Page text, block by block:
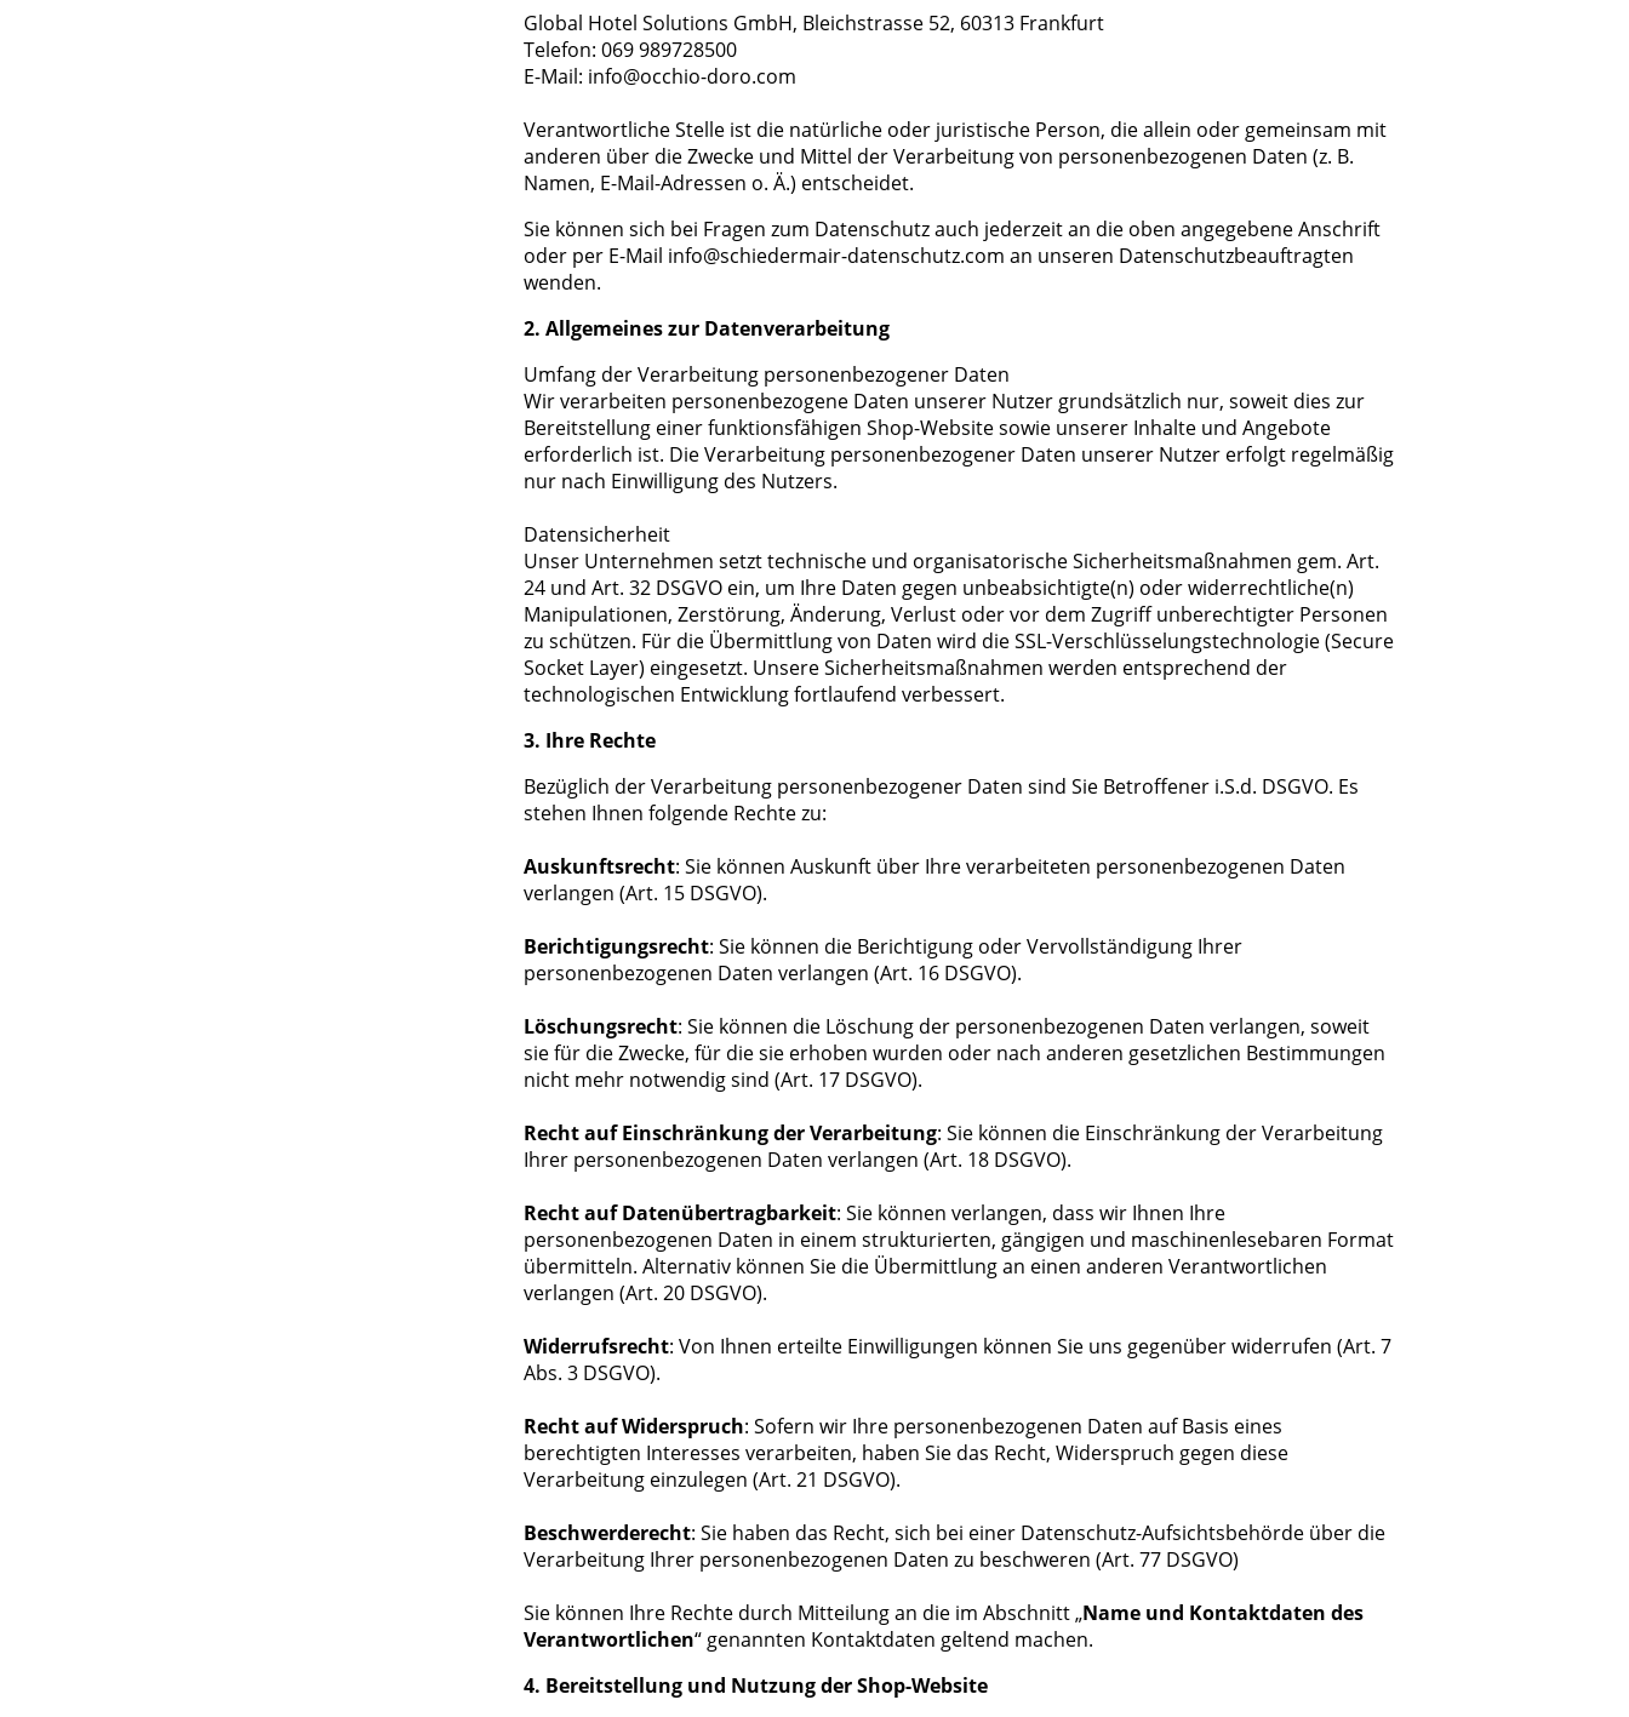
Global Hotel Solutions GmbH, Bleichstrasse 52, 60313 Frankfurt
Telefon: 069 989728500
E-Mail: info@occhio-doro.com
Verantwortliche Stelle ist die natürliche oder juristische Person, die allein oder gemeinsam mit
anderen über die Zwecke und Mittel der Verarbeitung von personenbezogenen Daten (z. B.
Namen, E-Mail-Adressen o. Ä.) entscheidet.
Sie können sich bei Fragen zum Datenschutz auch jederzeit an die oben angegebene Anschrift
oder per E-Mail info@schiedermair-datenschutz.com an unseren Datenschutzbeauftragten
wenden.
2. Allgemeines zur Datenverarbeitung
Umfang der Verarbeitung personenbezogener Daten
Wir verarbeiten personenbezogene Daten unserer Nutzer grundsätzlich nur, soweit dies zur
Bereitstellung einer funktionsfähigen Shop-Website sowie unserer Inhalte und Angebote
erforderlich ist. Die Verarbeitung personenbezogener Daten unserer Nutzer erfolgt regelmäßig
nur nach Einwilligung des Nutzers.
Datensicherheit
Unser Unternehmen setzt technische und organisatorische Sicherheitsmaßnahmen gem. Art.
24 und Art. 32 DSGVO ein, um Ihre Daten gegen unbeabsichtigte(n) oder widerrechtliche(n)
Manipulationen, Zerstörung, Änderung, Verlust oder vor dem Zugriff unberechtigter Personen
zu schützen. Für die Übermittlung von Daten wird die SSL-Verschlüsselungstechnologie (Secure
Socket Layer) eingesetzt. Unsere Sicherheitsmaßnahmen werden entsprechend der
technologischen Entwicklung fortlaufend verbessert.
3. Ihre Rechte
Bezüglich der Verarbeitung personenbezogener Daten sind Sie Betroffener i.S.d. DSGVO. Es
stehen Ihnen folgende Rechte zu:
Auskunftsrecht: Sie können Auskunft über Ihre verarbeiteten personenbezogenen Daten
verlangen (Art. 15 DSGVO).
Berichtigungsrecht: Sie können die Berichtigung oder Vervollständigung Ihrer
personenbezogenen Daten verlangen (Art. 16 DSGVO).
Löschungsrecht: Sie können die Löschung der personenbezogenen Daten verlangen, soweit
sie für die Zwecke, für die sie erhoben wurden oder nach anderen gesetzlichen Bestimmungen
nicht mehr notwendig sind (Art. 17 DSGVO).
Recht auf Einschränkung der Verarbeitung: Sie können die Einschränkung der Verarbeitung
Ihrer personenbezogenen Daten verlangen (Art. 18 DSGVO).
Recht auf Datenübertragbarkeit: Sie können verlangen, dass wir Ihnen Ihre
personenbezogenen Daten in einem strukturierten, gängigen und maschinenlesebaren Format
übermitteln. Alternativ können Sie die Übermittlung an einen anderen Verantwortlichen
verlangen (Art. 20 DSGVO).
Widerrufsrecht: Von Ihnen erteilte Einwilligungen können Sie uns gegenüber widerrufen (Art. 7
Abs. 3 DSGVO).
Recht auf Widerspruch: Sofern wir Ihre personenbezogenen Daten auf Basis eines
berechtigten Interesses verarbeiten, haben Sie das Recht, Widerspruch gegen diese
Verarbeitung einzulegen (Art. 21 DSGVO).
Beschwerderecht: Sie haben das Recht, sich bei einer Datenschutz-Aufsichtsbehörde über die
Verarbeitung Ihrer personenbezogenen Daten zu beschweren (Art. 77 DSGVO)
Sie können Ihre Rechte durch Mitteilung an die im Abschnitt „Name und Kontaktdaten des
Verantwortlichen“ genannten Kontaktdaten geltend machen.
4. Bereitstellung und Nutzung der Shop-Website